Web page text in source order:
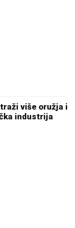
horor,
ste"
emisiju, otkrio
je ljuta na
"ŽIVOG
živ!